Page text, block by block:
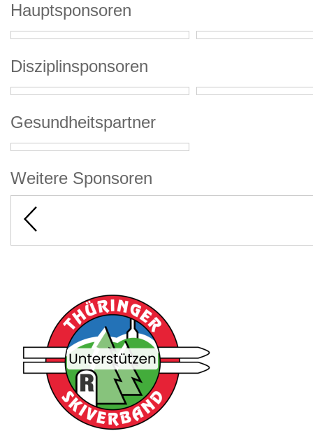
Hauptsponsoren
Disziplinsponsoren
Gesundheitspartner
Weitere Sponsoren